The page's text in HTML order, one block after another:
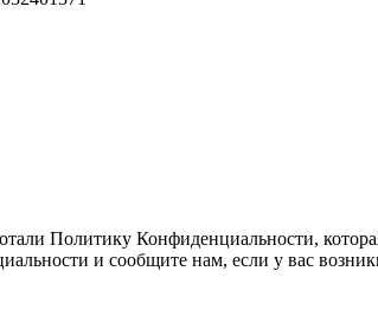
Политику Конфиденциальности,
и сообщите нам, если у вас